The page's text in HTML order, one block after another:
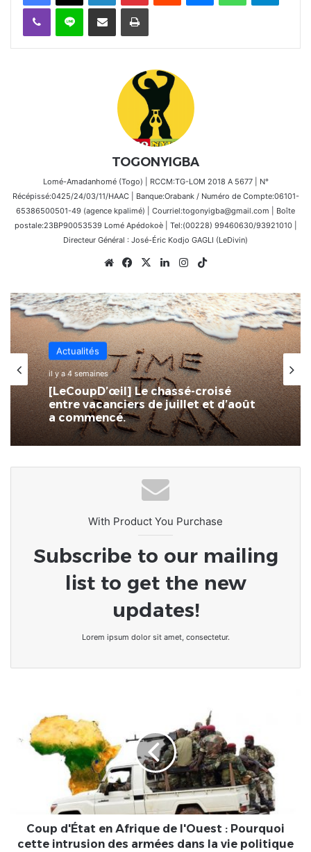
Viber Ligne Partager par email Imprimer
TOGONYIGBA
Lomé-Amadanhomé (Togo) | RCCM:TG-LOM 2018 A 5677 | N°
Récépissé:0425/24/03/11/HAAC | Banque:Orabank / Numéro de Compte:06101-
65386500501-49 (agence kpalimé) | Courriel:togonyigba@gmail.com | Boîte
postale:23BP90053539 Lomé Apédokoè | Tel:(00228) 99460630/93921010 |
Directeur Général : José-Éric Kodjo GAGLI (LeDivin)
WebsiteFacebook
X LinkedinInstagram
Actualités
il y a 4 semaines
[LeCoupD’œil] Le chassé-croisé
entre vacanciers de juillet et d’août
a commencé.
With Product You Purchase
Subscribe to our mailing
list to get the new
updates!
Lorem ipsum dolor sit amet, consectetur.
Afrique
intrusion
des
Coup d'État en Afrique de l'Ouest : Pourquoi
cette intrusion des armées dans la vie politique